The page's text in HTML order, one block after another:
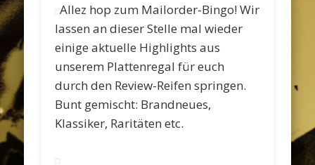
Allez hop zum Mailorder-Bingo! Wir
lassen an dieser Stelle mal wieder
einige aktuelle Highlights aus
unserem Plattenregal für euch
durch den Review-Reifen springen.
Bunt gemischt: Brandneues,
Klassiker, Raritäten etc.